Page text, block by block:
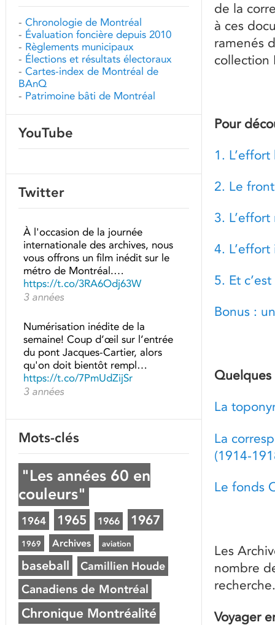
de la
à ces
ramenés
collection
Pour
1.
2. Le
3.
4.
5. Et
Bonus :
Quelques
La
La
(1914-
Le fonds
Les
nombre
Voyager
- Chronologie de Montréal
- Évaluation foncière depuis 2010
- Règlements municipaux
- Élections et résultats électoraux
- Cartes-index de Montréal de
BAnQ
- Patrimoine bâti de Montréal
YouTube
Twitter
À l'occasion de la journée
internationale des archives, nous
vous offrons un film inédit sur le
métro de Montréal.…
https://t.co/3RA6Odj63W
3 années
Numérisation inédite de la
semaine! Coup d’œil sur l’entrée
du pont Jacques-Cartier, alors
qu'on doit bientôt rempl…
https://t.co/7PmUdZijSr
3 années
Mots-clés
"Les années 60 en
couleurs"
1964 1965 1966 1967
1969 Archives aviation
baseball Camillien Houde
Canadiens de Montréal
Chronique Montréalité